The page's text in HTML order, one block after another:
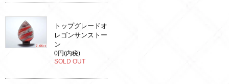
トップグレードオ
レゴンサンストー
ン
0円(内税)
SOLD OUT